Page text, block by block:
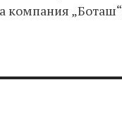
компания